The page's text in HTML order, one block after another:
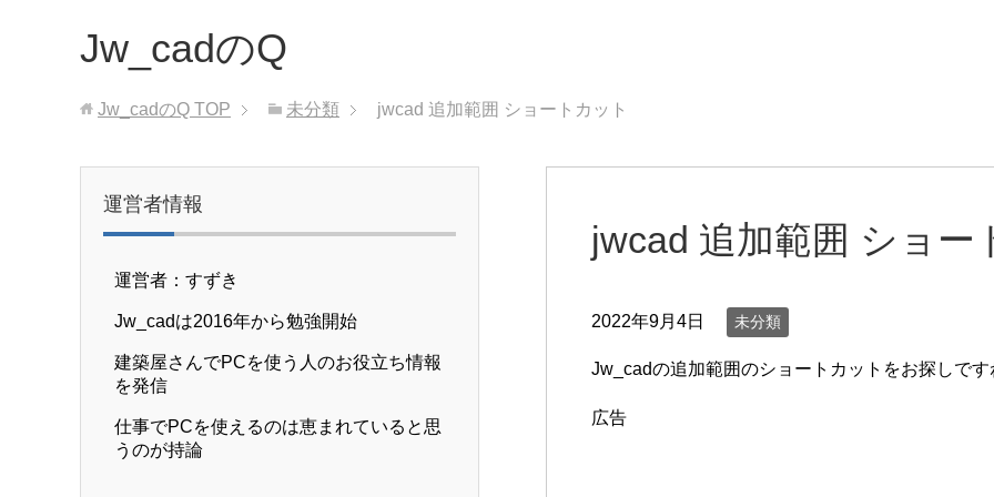
Jw_cadのQ
Jw_cadのQ TOP 未分類 jwcad 追加範囲 ショートカット
jwcad 追加範囲 ショー
2022年9月4日 未分類
Jw_cadの追加範囲のショートカットをお探しです
広告
運営者情報
運営者：すずき
Jw_cadは2016年から勉強開始
建築屋さんでPCを使う人のお役立ち情報
を発信
仕事でPCを使えるのは恵まれていると思
うのが持論